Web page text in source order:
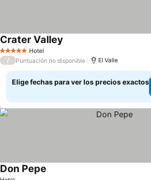
5 Estrellas Hotel
Crater Valley
/ Puntuación no disponible El Valle
Elige fechas para ver los precios exactos
Don Pepe